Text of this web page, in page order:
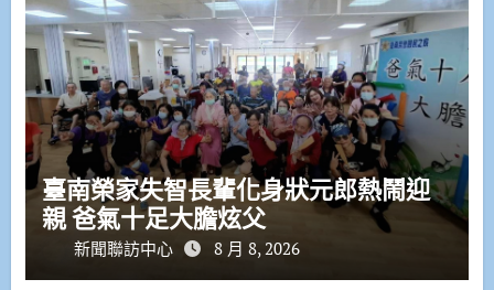
臺南榮家失智長輩化身狀元郎熱鬧迎
親 爸氣十足大膽炫父
新聞聯訪中心 8 月 8, 2026